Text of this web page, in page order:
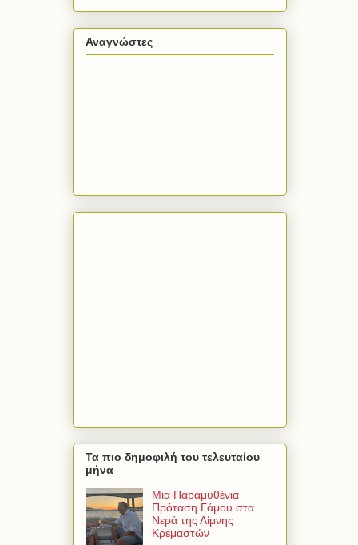
Αναγνώστες
Τα πιο δημοφιλή του τελευταίου
μήνα
Μια Παραμυθένια
Πρόταση Γάμου στα
Νερά της Λίμνης
Κρεμαστών